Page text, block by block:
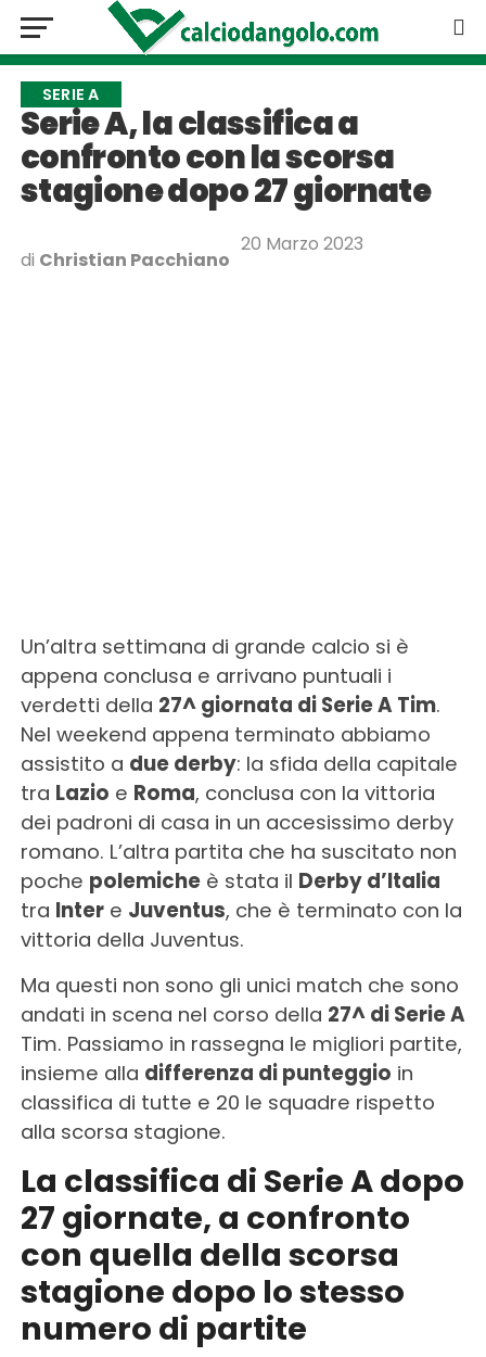
SERIE A
Serie A, la classifica a
confronto con la scorsa
stagione dopo 27 giornate
di Christian Pacchiano
20 Marzo 2023
Un’altra settimana di grande calcio si è
appena conclusa e arrivano puntuali i
verdetti della 27^ giornata di Serie A Tim.
Nel weekend appena terminato abbiamo
assistito a due derby: la sfida della capitale
tra Lazio e Roma, conclusa con la vittoria
dei padroni di casa in un accesissimo derby
romano. L’altra partita che ha suscitato non
poche polemicheè stata il Derby d’Italia
tra Intere Juventus, che è terminato con la
vittoria della Juventus.
Ma questi non sono gli unici match che sono
andati in scena nel corso della 27^ di Serie A
Tim. Passiamo in rassegna le migliori partite,
insieme alla differenza di punteggio in
classifica di tutte e 20 le squadre rispetto
alla scorsa stagione.
La classifica di Serie A dopo
27 giornate, a confronto
con quella della scorsa
stagione dopo lo stesso
numero di partite